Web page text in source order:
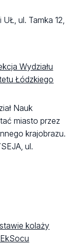
ul. Tamka 12,
Wydziału
Łódzkiego
Nauk
miasto przez
krajobrazu.
ul.
kolaży